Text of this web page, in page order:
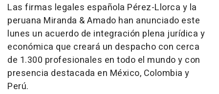
Las firmas legales española Pérez-Llorca y la
peruana Miranda & Amado han anunciado este
lunes un acuerdo de integración plena jurídica y
económica que creará un despacho con cerca
de 1.300 profesionales en todo el mundo y con
presencia destacada en México, Colombia y
Perú.